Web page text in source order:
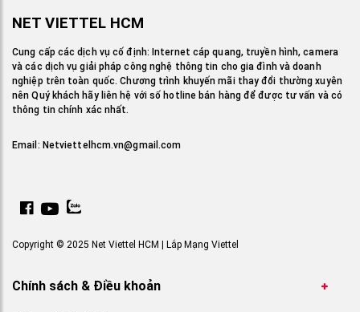
NET VIETTEL HCM
Cung cấp các dịch vụ cố định: Internet cáp quang, truyền hình, camera
và các dịch vụ giải pháp công nghệ thông tin cho gia đình và doanh
nghiệp trên toàn quốc. Chương trình khuyến mãi thay đổi thường xuyên
nên Quý khách hãy liên hệ với số hotline bán hàng để được tư vấn và có
thông tin chính xác nhất.
Email: Netviettelhcm.vn@gmail.com
Copyright © 2025 Net Viettel HCM | Lắp Mạng Viettel
Chính sách & Điều khoản